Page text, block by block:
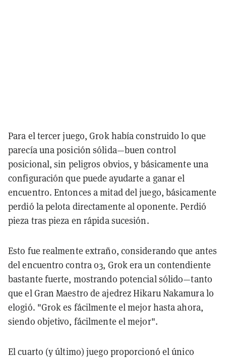
Para el tercer juego, Grok había construido lo que
parecía una posición sólida—buen control
posicional, sin peligros obvios, y básicamente una
configuración que puede ayudarte a ganar el
encuentro. Entonces a mitad del juego, básicamente
perdió la pelota directamente al oponente. Perdió
pieza tras pieza en rápida sucesión.
Esto fue realmente extraño, considerando que antes
del encuentro contra o3, Grok era un contendiente
bastante fuerte, mostrando potencial sólido—tanto
que el Gran Maestro de ajedrez Hikaru Nakamura lo
elogió. "Grok es fácilmente el mejor hasta ahora,
siendo objetivo, fácilmente el mejor".
El cuarto (y último) juego proporcionó el único